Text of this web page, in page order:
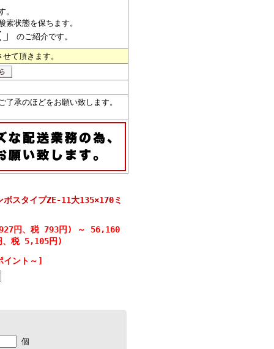
。
状態を保ちます。
のご紹介です。
て頂きます。
承のほどをお願い致します。
スタイプZE-11大135×170ミ
円、税 793円) ～
56,160
税 5,105円)
イント～]
個